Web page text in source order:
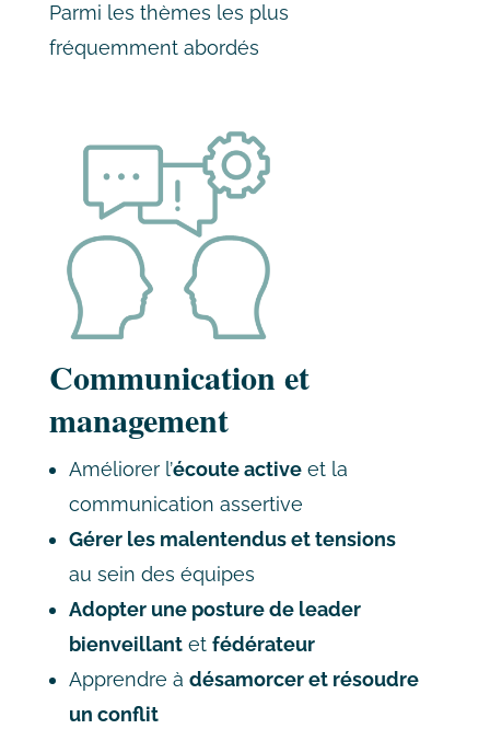
Parmi les thèmes les plus
fréquemment abordés
Communication et
management
Améliorer l’écoute activeet la
communication assertive
Gérer les malentendus et tensions
au sein des équipes
Adopter une posture de leader
bienveillantet fédérateur
Apprendre à désamorcer et résoudre
un conflit